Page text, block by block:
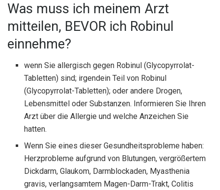
Was muss ich meinem Arzt
mitteilen, BEVOR ich Robinul
einnehme?
wenn Sie allergisch gegen Robinul (Glycopyrrolat-
Tabletten) sind; irgendein Teil von Robinul
(Glycopyrrolat-Tabletten); oder andere Drogen,
Lebensmittel oder Substanzen. Informieren Sie Ihren
Arzt über die Allergie und welche Anzeichen Sie
hatten.
Wenn Sie eines dieser Gesundheitsprobleme haben:
Herzprobleme aufgrund von Blutungen, vergrößertem
Dickdarm, Glaukom, Darmblockaden, Myasthenia
gravis, verlangsamtem Magen-Darm-Trakt, Colitis